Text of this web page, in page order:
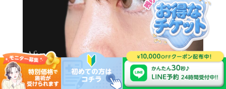
更新日：2026.02.15 登録日：2026.02.15